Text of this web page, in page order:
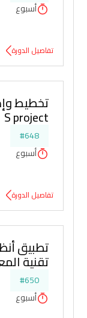
أسبوع
تفاصيل الدورة
S project
#648
أسبوع
تفاصيل الدورة
تطبيق
تقنية
#650
أسبوع